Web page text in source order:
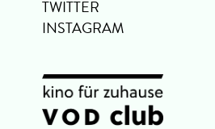
TWITTER
INSTAGRAM